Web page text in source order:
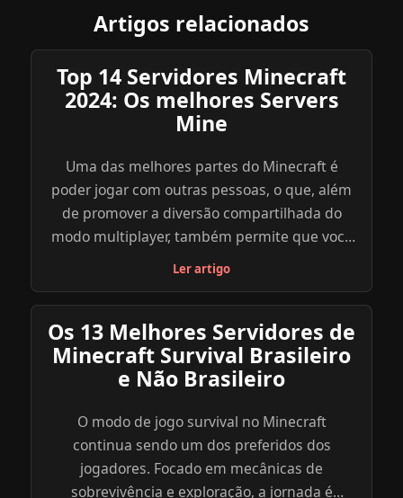
Artigos relacionados
Top 14 Servidores Minecraft
2024: Os melhores Servers
Mine
Uma das melhores partes do Minecraft é
poder jogar com outras pessoas, o que, além
de promover a diversão compartilhada do
modo multiplayer, também permite que você
explore uma diversidade de outros objetivos,
dos servidores criados por outros jogadores.
Abaixo, reunimos uma lista com os melhores
servidores de Minecraft para você se divertir e
explorar. Navegue com calma, atente para as
que parece mais ideal para você e seus
amigos. Para saber mais sobre o servidor que
você escolher, clique no link indicado do site
oficial do server ou explore você mesmo
Ler artigo
Os 13 Melhores Servidores de
Minecraft Survival Brasileiro
e Não Brasileiro
O modo de jogo survival no Minecraft
continua sendo um dos preferidos dos
jogadores. Focado em mecânicas de
sobrevivência e exploração, a jornada é